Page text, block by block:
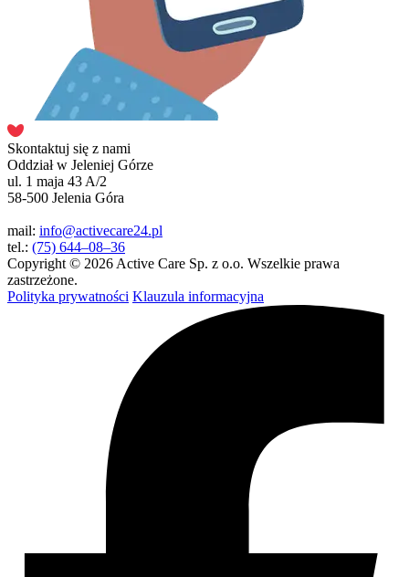
Skontaktuj się z nami
Oddział w Jeleniej Górze
ul. 1 maja 43 A/2
58-500 Jelenia Góra
mail: info@activecare24.pl
tel.: (75) 644–08–36
Copyright © 2026 Active Care Sp. z o.o. Wszelkie prawa
zastrzeżone.
Polityka prywatności Klauzula informacyjna